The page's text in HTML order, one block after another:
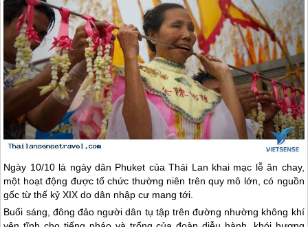
Ngày 10/10 là ngày dân Phuket củaThái Lan khai mạc lễ ăn chay,
một hoạt động được tổ chức thường niên trên quy mô lớn, có nguồn
gốc từ thế kỷ XIX do dân nhập cư mang tới.
Buổi sáng, đông đảo người dân tụ tập trên đường nhường không khí